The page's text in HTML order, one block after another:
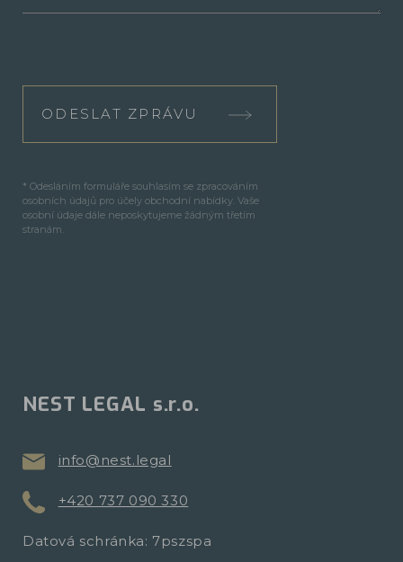
ODESLAT ZPRÁVU
* Odesláním formuláře souhlasím se zpracováním
osobních údajů pro účely obchodní nabídky. Vaše
osobní údaje dále neposkytujeme žádným třetím
stranám.
NEST LEGAL s.r.o.
info@nest.legal
+420 737 090 330
Datová schránka: 7pszspa